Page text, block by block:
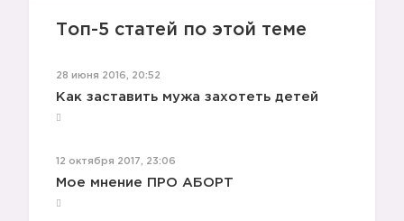
Топ-5 статей по этой теме
28 июня 2016, 20:52
Как заставить мужа захотеть детей
12 октября 2017, 23:06
Мое мнение ПРО АБОРТ